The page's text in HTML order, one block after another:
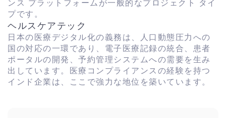
ンス プラットフォームが一般的なプロジェクト タイ
プです。
ヘルスケアテック
日本の医療デジタル化の義務は、人口動態圧力への
国の対応の一環であり、電子医療記録の統合、患者
ポータルの開発、予約管理システムへの需要を生み
出しています。医療コンプライアンスの経験を持つ
インド企業は、ここで強力な地位を築いています。